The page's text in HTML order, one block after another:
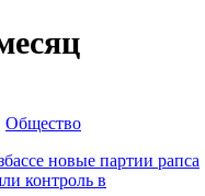
Общество
новые партии рапса
контроль в